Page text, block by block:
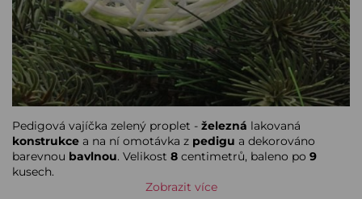
Pedigová vajíčka zelený proplet - železná lakovaná
konstrukce a na ní omotávka z pedigu a dekorováno
barevnou bavlnou. Velikost 8 centimetrů, baleno po 9
kusech.
Zobrazit více